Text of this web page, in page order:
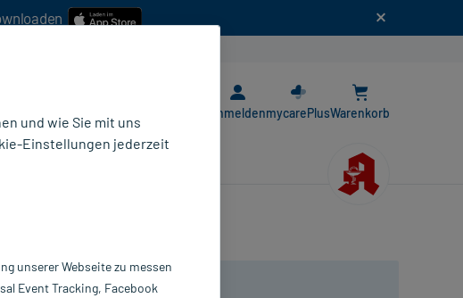
AnmeldenmycarePlusWarenkorb
und wie Sie mit uns
Einstellungen jederzeit
unserer Webseite zu messen
Event Tracking, Facebook